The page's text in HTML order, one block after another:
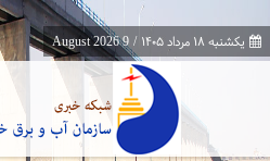
یکشنبه ۱۸ مرداد ۱۴۰۵ /
9 August 2026